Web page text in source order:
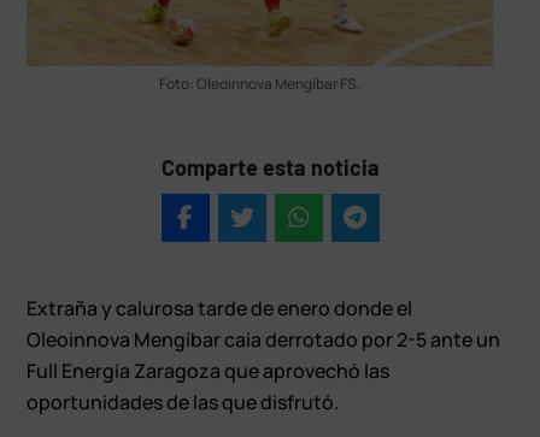
Foto: Oleoinnova Mengíbar FS.
Comparte esta noticia
Extraña y calurosa tarde de enero donde el
Oleoinnova Mengíbar caía derrotado por 2-5 ante un
Full Energía Zaragoza que aprovechó las
oportunidades de las que disfrutó.